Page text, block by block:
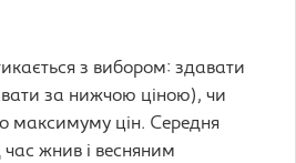
з вибором: здавати
за нижчою ціною), чи
максимуму цін. Середня
час жнив і весняним